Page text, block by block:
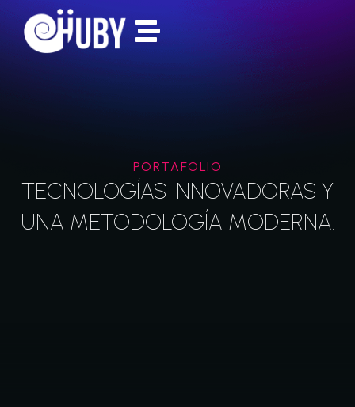
PORTAFOLIO
TECNOLOGÍAS INNOVADORAS Y
UNA METODOLOGÍA MODERNA.